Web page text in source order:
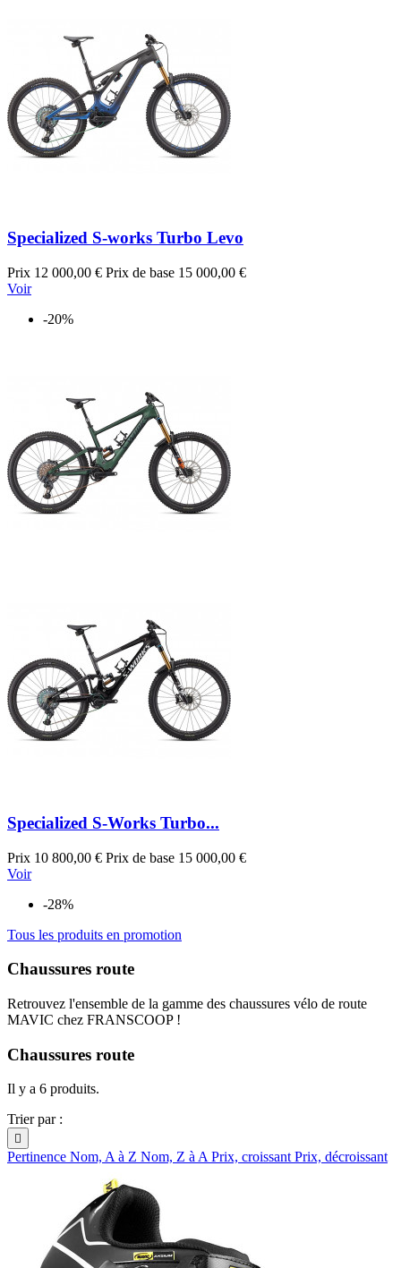
Specialized S-works Turbo Levo
Prix 12 000,00 € Prix de base 15 000,00 €
Voir
-20%
Specialized S-Works Turbo...
Prix 10 800,00 € Prix de base 15 000,00 €
Voir
-28%
Tous les produits en promotion
Chaussures route
Retrouvez l'ensemble de la gamme des chaussures vélo de route
MAVIC chez FRANSCOOP !
Chaussures route
Il y a 6 produits.
Trier par :

Pertinence Nom, A à Z Nom, Z à APrix, croissantPrix, décroissant